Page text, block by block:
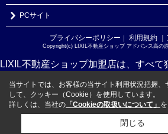
PCサイト
プライバシーポリシー ｜ 利用規約
Copyright(c) LIXIL不動産ショップ アドバンス高の
LIXIL不動産ショップ加盟店は、すべて
当サイトでは、お客様の当サイト利用状況把握、
して、クッキー（Cookie）を使用しています。
詳しくは、当社の 「Cookieの取扱いについて」
閉じる